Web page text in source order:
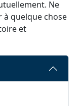
Ne
à quelque chose
et